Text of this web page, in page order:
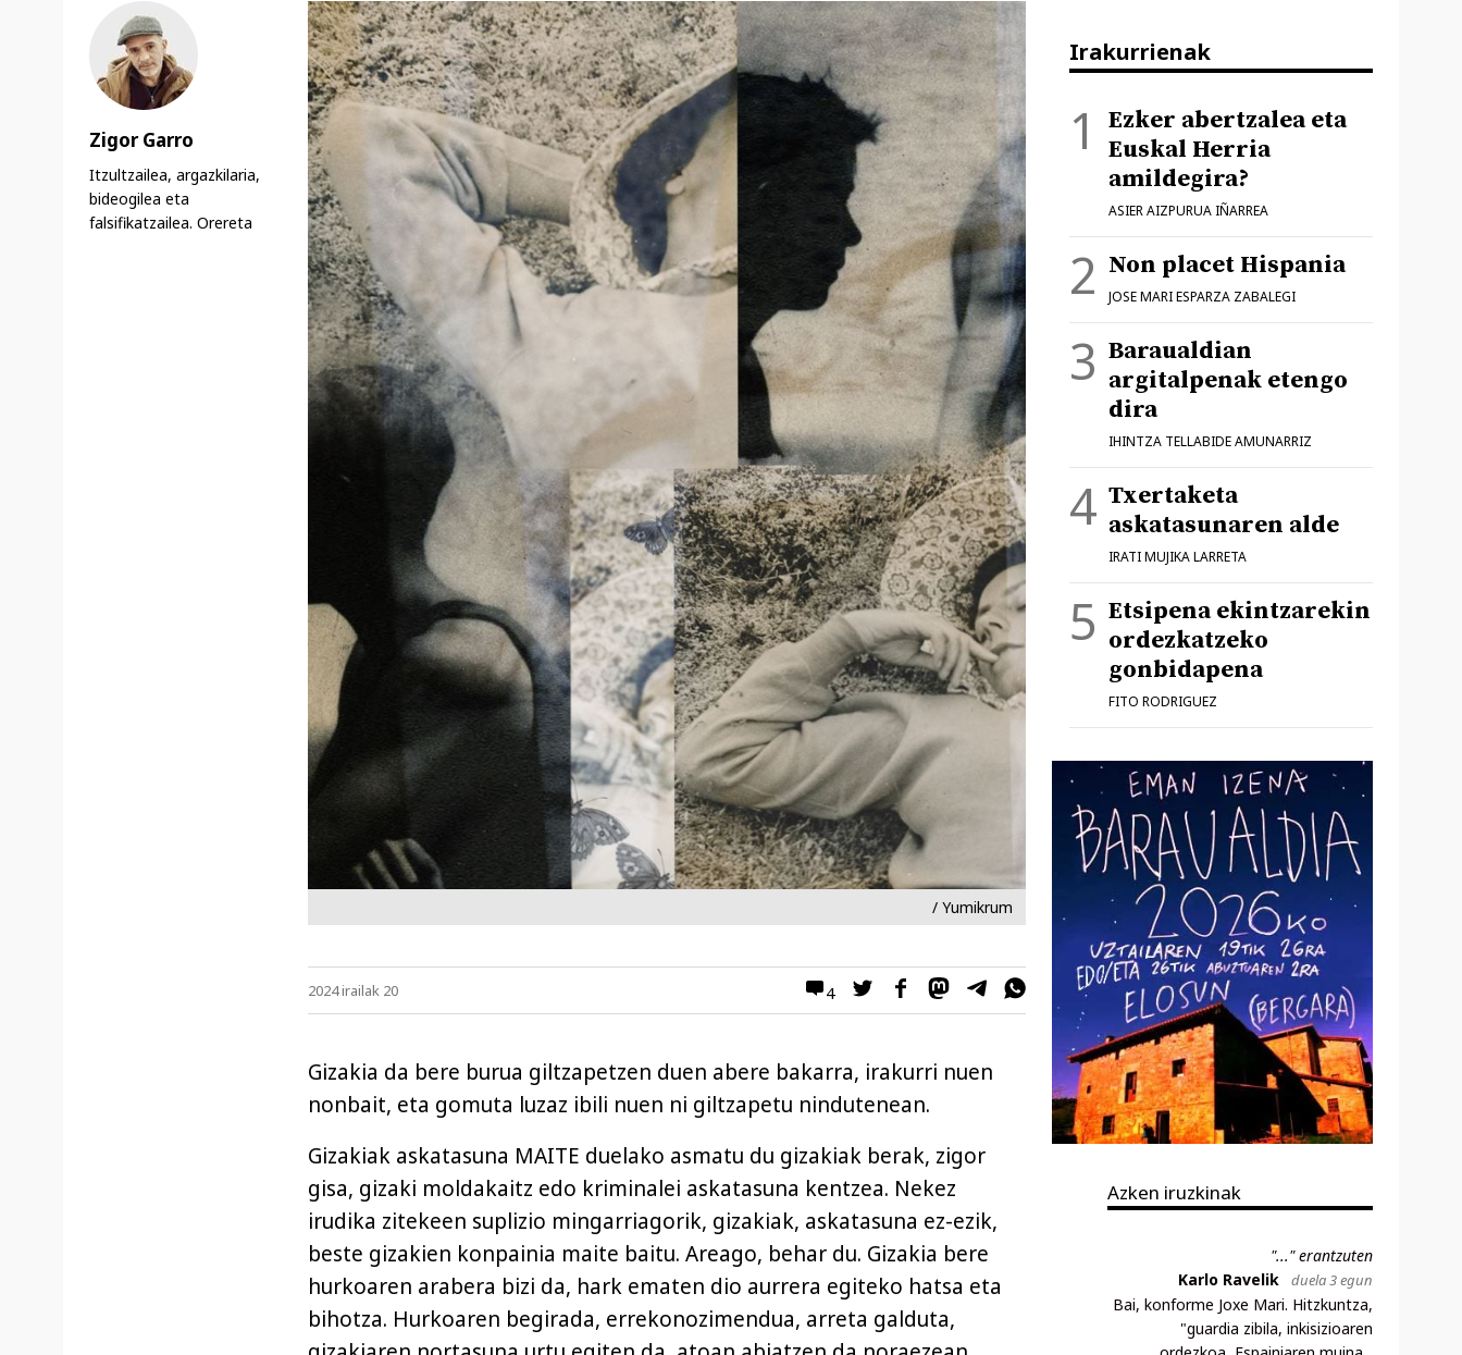
/ Yumikrum
4
2024 irailak 20
Gizakia da bere burua giltzapetzen duen abere bakarra, irakurri nuen
nonbait, eta gomuta luzaz ibili nuen ni giltzapetu nindutenean.
Gizakiak askatasuna MAITE duelako asmatu du gizakiak berak, zigor
gisa, gizaki moldakaitz edo kriminalei askatasuna kentzea. Nekez
irudika zitekeen suplizio mingarriagorik, gizakiak, askatasuna ez-ezik,
beste gizakien konpainia maite baitu. Areago, behar du. Gizakia bere
hurkoaren arabera bizi da, hark ematen dio aurrera egiteko hatsa eta
bihotza. Hurkoaren begirada, errekonozimendua, arreta galduta,
Zigor Garro
Itzultzailea, argazkilaria,
bideogilea eta
falsifikatzailea. Orereta
Irakurrienak
Ezker abertzalea eta
Euskal Herria
amildegira?
ASIER AIZPURUA IÑARREA
Non placet Hispania
JOSE MARI ESPARZA ZABALEGI
Baraualdian
argitalpenak etengo
dira
IHINTZA TELLABIDE AMUNARRIZ
Txertaketa
askatasunaren alde
IRATI MUJIKA LARRETA
Etsipena ekintzarekin
ordezkatzeko
gonbidapena
FITO RODRIGUEZ
Azken iruzkinak
"..." erantzuten
Karlo Ravelik
duela 3 egun
Bai, konforme Joxe Mari. Hitzkuntza,
"guardia zibila, inkisizioaren